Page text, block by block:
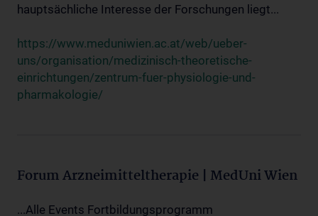
hauptsächliche Interesse der Forschungen liegt...
https://www.meduniwien.ac.at/web/ueber-
uns/organisation/medizinisch-theoretische-
einrichtungen/zentrum-fuer-physiologie-und-
pharmakologie/
Forum Arzneimitteltherapie | MedUni Wien
...Alle Events Fortbildungsprogramm